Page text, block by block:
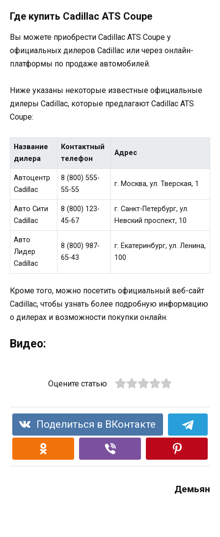
Где купить Cadillac ATS Coupe
Вы можете приобрести Cadillac ATS Coupe у
официальных дилеров Cadillac или через онлайн-
платформы по продаже автомобилей.
Ниже указаны некоторые известные официальные
дилеры Cadillac, которые предлагают Cadillac ATS
Coupe:
Название
дилера
Контактный
телефон
Адрес
Автоцентр
Cadillac
8 (800) 555-
55-55
г. Москва, ул. Тверская, 1
Авто Сити
Cadillac
8 (800) 123-
45-67
г. Санкт-Петербург, ул.
Невский проспект, 10
Авто
Лидер
Cadillac
8 (800) 987-
65-43
г. Екатеринбург, ул. Ленина,
100
Кроме того, можно посетить официальный веб-сайт
Cadillac, чтобы узнать более подробную информацию
о дилерах и возможности покупки онлайн.
Видео:
Оцените статью
Поделиться в ВКонтакте
Демьян